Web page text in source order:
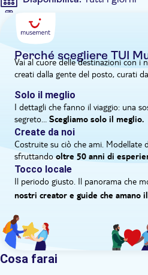
passando per Piazza San Matteo
concluda in Via Garibaldi. Sarai
splendide foto degli splendidi
d'oro dell'antica Repubblica di
Voucher sul cellulare
Informazioni aggiuntive
Conferma istantanea
Tour privato
Perché scegliere TUI
Vai al cuore delle destinazioni con i
creati dalla gente del posto, curati
Solo il meglio
I dettagli che fanno il viaggio: una
segreto… Scegliamo solo il meglio.
Create da noi
Costruite su ciò che ami. Modellate
sfruttando oltre 50 anni di
Tocco locale
Il periodo giusto. Il panorama che
nostri creator e guide che amano
Cosa farai